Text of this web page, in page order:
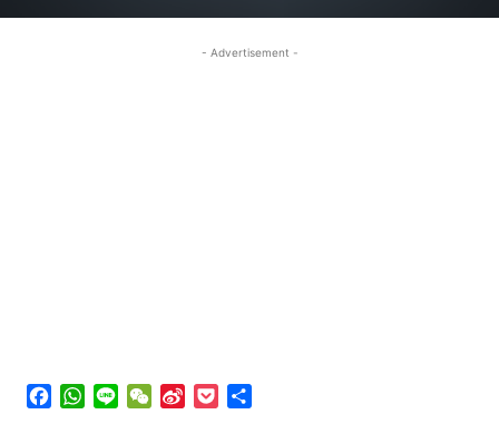
- Advertisement -
Facebook
WhatsApp
Line WeChat
Sina
Pocket